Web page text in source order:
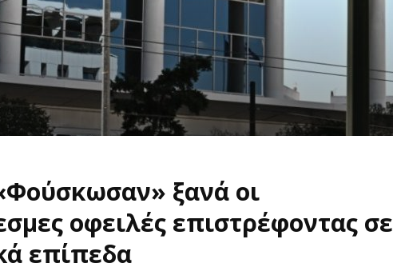
ξανά οι
οφειλές επιστρέφοντας σε
επίπεδα